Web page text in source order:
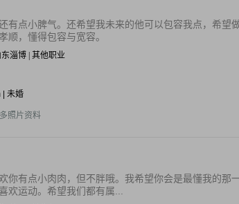
有点小脾气。还希望我未来的他可以包容我点，希望
顺，懂得包容与宽容。
东淄博 | 其他职业
| 未婚
照片资料
你有点小肉肉，但不胖哦。我希望你会是最懂我的那
欢运动。希望我们都有属...